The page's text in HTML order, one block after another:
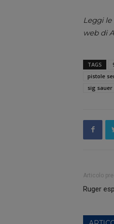
Leggi le
web di
TAGS
pistole
sig sauer
Articolo
Ruger